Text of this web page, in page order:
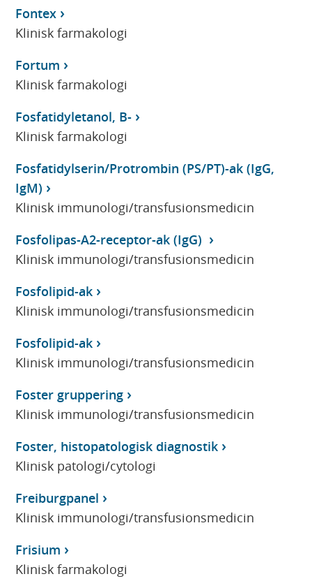
Fontex
Klinisk farmakologi
Fortum
Klinisk farmakologi
Fosfatidyletanol, B-
Klinisk farmakologi
Fosfatidylserin/Protrombin (PS/PT)-ak (IgG,
IgM)
Klinisk immunologi/transfusionsmedicin
Fosfolipas-A2-receptor-ak (IgG)
Klinisk immunologi/transfusionsmedicin
Fosfolipid-ak
Klinisk immunologi/transfusionsmedicin
Fosfolipid-ak
Klinisk immunologi/transfusionsmedicin
Foster gruppering
Klinisk immunologi/transfusionsmedicin
Foster, histopatologisk diagnostik
Klinisk patologi/cytologi
Freiburgpanel
Klinisk immunologi/transfusionsmedicin
Frisium
Klinisk farmakologi